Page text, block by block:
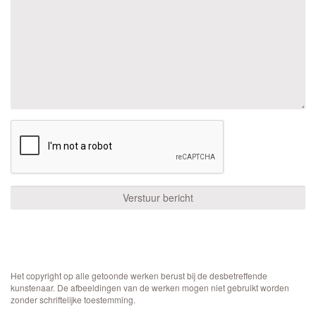
Het copyright op alle getoonde werken berust bij de desbetreffende
kunstenaar. De afbeeldingen van de werken mogen niet gebruikt worden
zonder schriftelijke toestemming.